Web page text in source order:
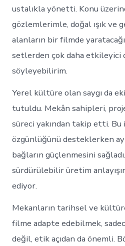
ustalıkla yönetti. Konu
gözlemlerimle, doğal ışık ve
alanların bir filmde
setlerden çok daha etkileyici
söyleyebilirim.
Yerel kültüre olan saygı da
tutuldu. Mekân sahipleri,
süreci yakından takip etti.
özgünlüğünü desteklerken
bağların güçlenmesini
sürdürülebilir üretim
ediyor.
Mekanların tarihsel ve
filme adapte edebilmek,
değil, etik açıdan da önemli.